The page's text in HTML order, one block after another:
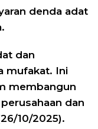
denda adat
dan
mufakat. Ini
membangun
dan
10/2025).